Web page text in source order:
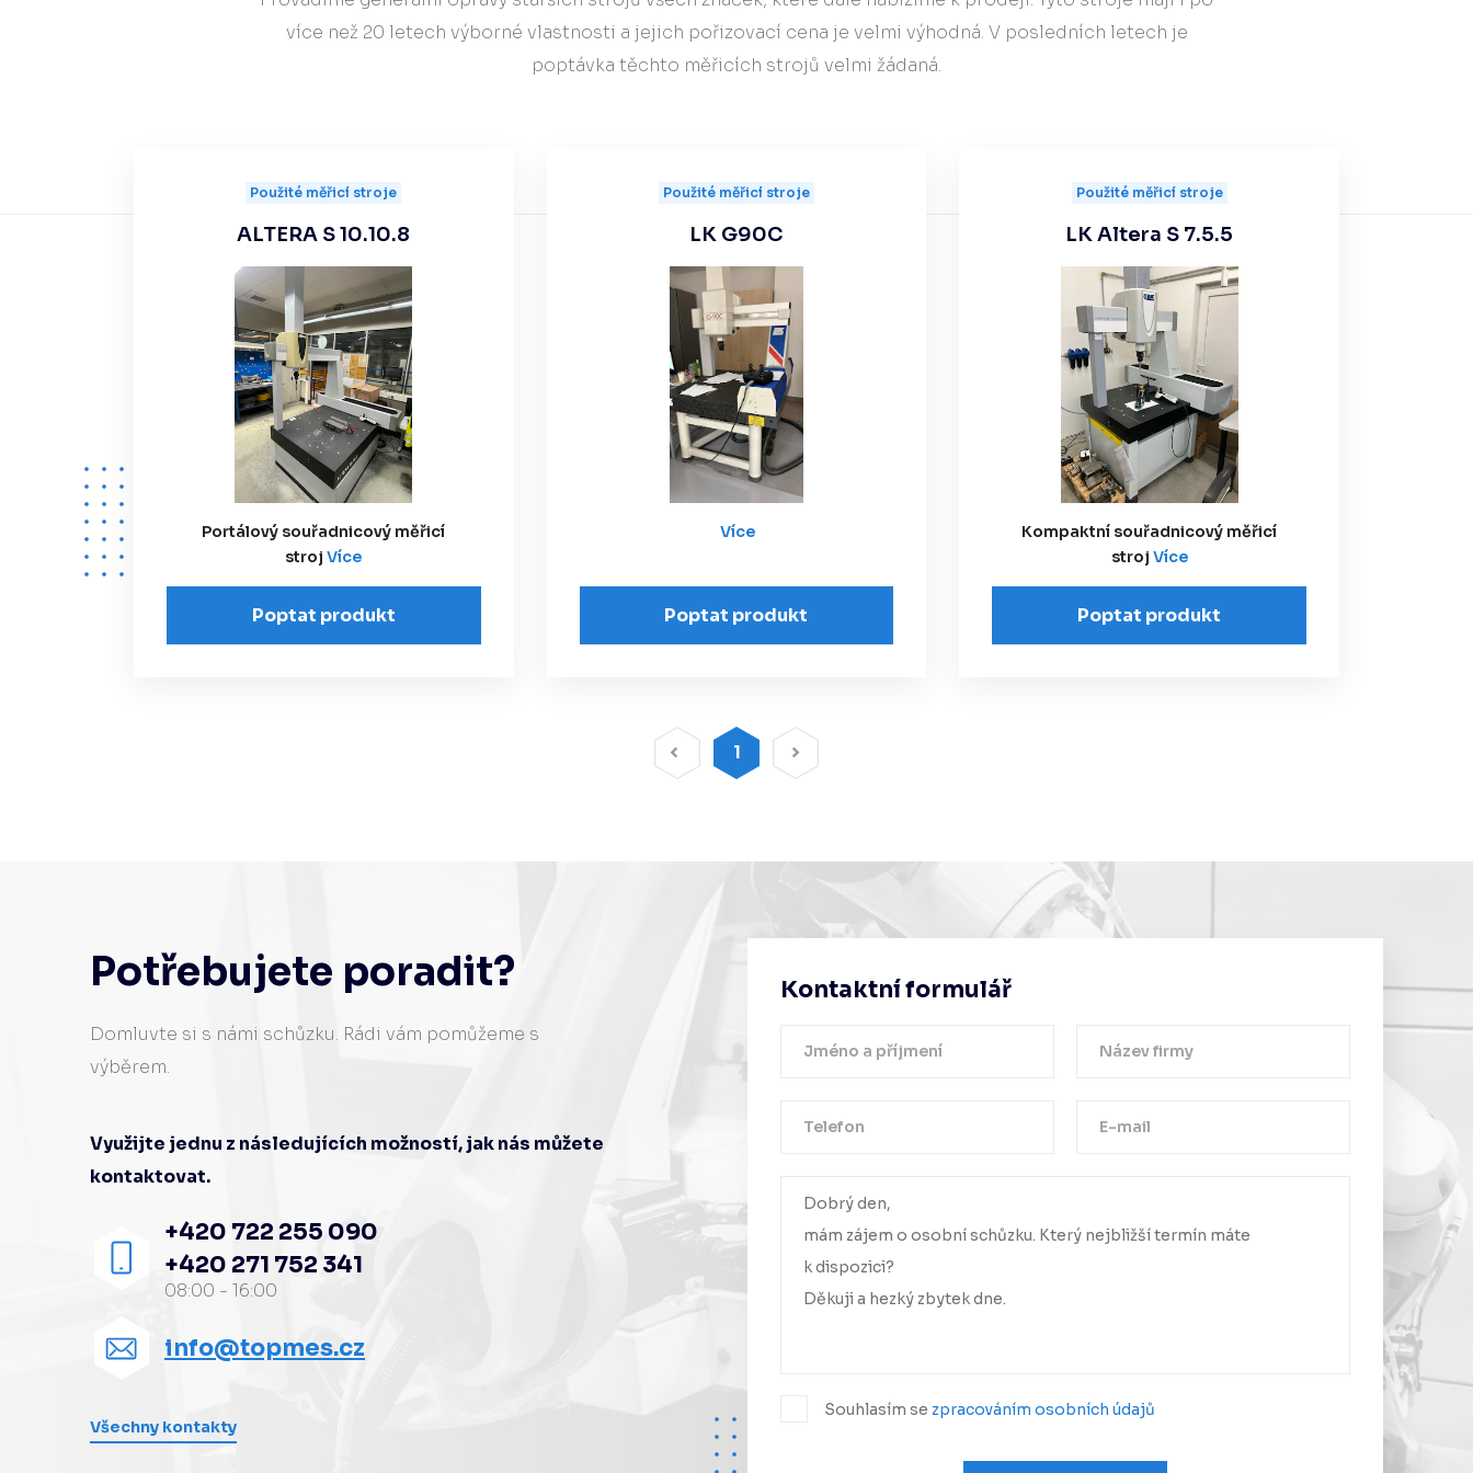
Jednotky sběru dat
partner
více než 20 letech výborné vlastnosti a jejich pořizovací cena je velmi výhodná. V posledních letech je
poptávka těchto měřicích strojů velmi žádaná.
Použité měřicí stroje
ALTERA S 10.10.8
Portálový souřadnicový měřicí
stroj Více
Poptat produkt
Použité měřicí stroje
LK G90C
Více
Poptat produkt
Použité měřicí stroje
LK Altera S 7.5.5
Kompaktní souřadnicový měřicí
stroj Více
Poptat produkt
1
Potřebujete poradit?
Domluvte si s námi schůzku. Rádi vám pomůžeme s
výběrem.
Využijte jednu z následujících možností, jak nás můžete
kontaktovat.
+420 722 255 090
+420 271 752 341
08:00 - 16:00
info@topmes.cz
Všechny kontakty
Kontaktní formulář
Souhlasím se zpracováním osobních údajů
Vaše zpráva byla úspěšně odeslána.
Ozveme se Vám co nejdříve.